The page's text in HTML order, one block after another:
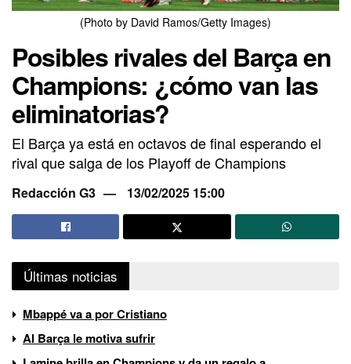
(Photo by David Ramos/Getty Images)
Posibles rivales del Barça en
Champions: ¿cómo van las
eliminatorias?
El Barça ya está en octavos de final esperando el
rival que salga de los Playoff de Champions
Redacción G3 13/02/2025 15:00
Últimas noticias
Mbappé va a por Cristiano
Al Barça le motiva sufrir